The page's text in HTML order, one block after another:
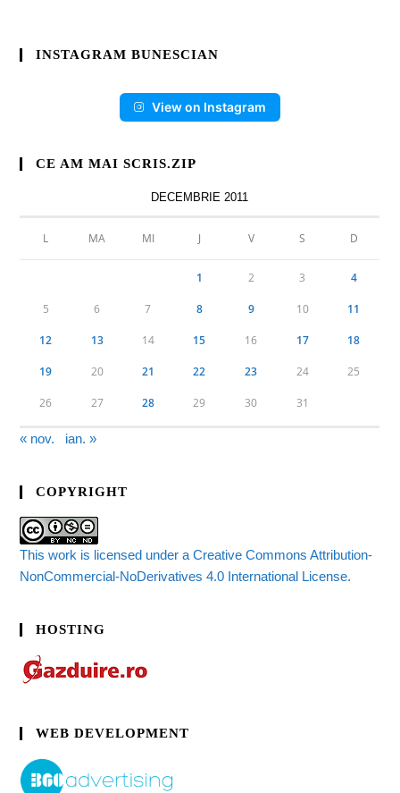
INSTAGRAM BUNESCIAN
View on Instagram
CE AM MAI SCRIS.ZIP
DECEMBRIE 2011
L MA MI J V S D
1 2 3 4
5 6 7 8 9 10 11
12 13 14 15 16 17 18
19 20 21 22 23 24 25
26 27 28 29 30 31
« nov. ian. »
COPYRIGHT
This work is licensed under a Creative Commons Attribution-
NonCommercial-NoDerivatives 4.0 International License.
HOSTING
WEB DEVELOPMENT